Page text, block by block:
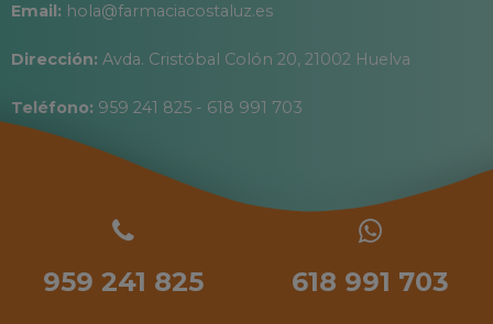
Email: hola@farmaciacostaluz.es
Dirección: Avda. Cristóbal Colón 20, 21002 Huelva
Teléfono: 959 241 825 - 618 991 703
959 241 825 618 991 703